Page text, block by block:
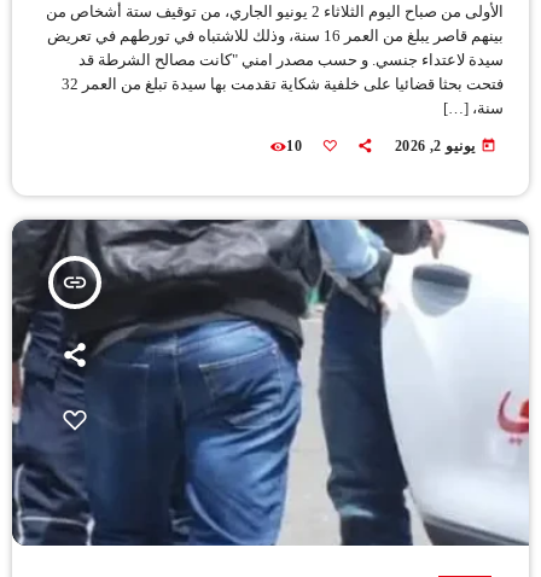
الأولى من صباح اليوم الثلاثاء 2 يونيو الجاري، من توقيف ستة أشخاص من
بينهم قاصر يبلغ من العمر 16 سنة، وذلك للاشتباه في تورطهم في تعريض
سيدة لاعتداء جنسي. و حسب مصدر امني "كانت مصالح الشرطة قد
فتحت بحثا قضائيا على خلفية شكاية تقدمت بها سيدة تبلغ من العمر 32
سنة، […]
today يونيو 2, 2026 10
insert_link